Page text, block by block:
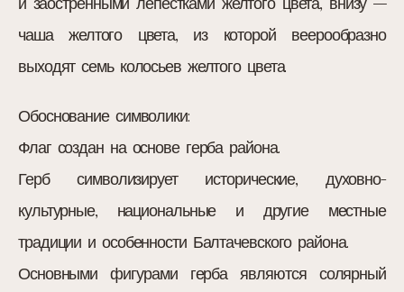
и заостренными лепестками желтого цвета, внизу –
чаша желтого цвета, из которой веерообразно
выходят семь колосьев желтого цвета.
Обоснование символики:
Флаг создан на основе герба района.
Герб символизирует исторические, духовно-
культурные, национальные и другие местные
традиции и особенности Балтачевского района.
Основными фигурами герба являются солярный